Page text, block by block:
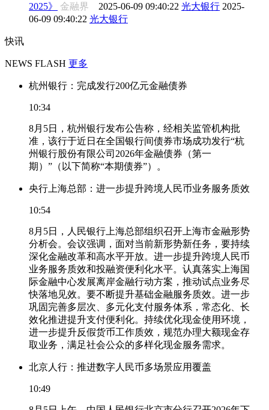
2025》
金融界 2025-06-09 09:40:22 光大银行 2025-
06-09 09:40:22 光大银行
快讯
NEWS FLASH 更多
杭州银行：完成发行200亿元金融债券
10:34
8月5日，杭州银行发布公告称，经相关监管机构批
准，该行于近日在全国银行间债券市场成功发行“杭
州银行股份有限公司2026年金融债券（第一
期）”（以下简称“本期债券”）。
央行上海总部：进一步提升跨境人民币业务服务质效
10:54
8月5日，人民银行上海总部组织召开上海市金融形势
分析会。会议强调，面对当前新形势新任务，要持续
深化金融改革和高水平开放。进一步提升跨境人民币
业务服务质效和投融资便利化水平。认真落实上海国
际金融中心发展离岸金融行动方案，推动试点业务尽
快落地见效。要不断提升基础金融服务质效。进一步
巩固完善多层次、多元化支付服务体系，常态化、长
效化推进提升支付便利化。持续优化现金使用环境，
进一步提升反假货币工作质效，规范办理大额现金存
取业务，满足社会公众的多样化现金服务需求。
北京人行：推进数字人民币多场景应用覆盖
10:49